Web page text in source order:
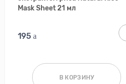
Mask Sheet 21 мл
195
В КОРЗИНУ